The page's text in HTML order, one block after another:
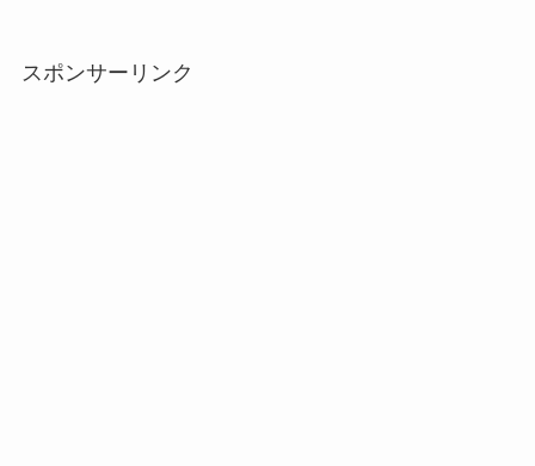
スポンサーリンク